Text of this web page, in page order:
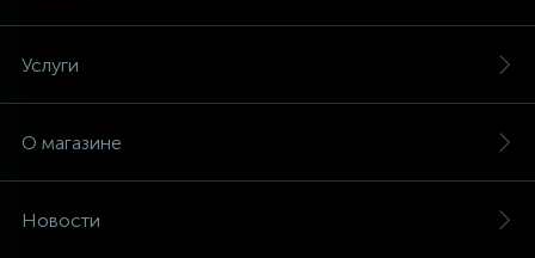
Услуги
О магазине
Новости